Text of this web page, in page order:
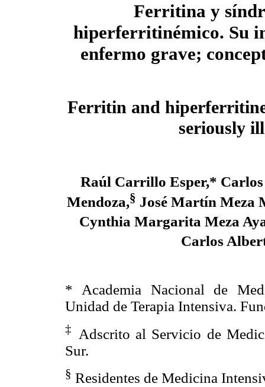
Ferritina y
hiperferritinémico. Su
enfermo grave;
Ferritin and
seriously
Raúl Carrillo Esper,* Carlos
Mendoza,§ José Martín Meza
Cynthia Margarita Meza
Carlos
* Academia Nacional de
Unidad de Terapia Intensiva.
‡
Adscrito al Servicio de
Sur.
§ Residentes de Medicina